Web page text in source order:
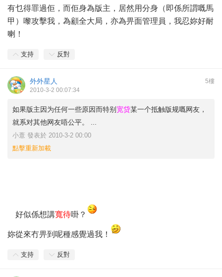
有乜得罪過佢，而佢身為版主，居然用分身（即係所謂嘅馬
甲）嚟攻擊我，為顧全大局，亦為畀面管理員，我忍妳好耐
喇！
支持 反對
5樓
外外星人
2010-3-2 00:07:34
如果版主因为任何一些原因而特别 宽贷某一个抵触版规嘅网友，
就系对其他网友唔公平。 ...
小薏 發表於 2010-3-2 00:00
點擊重新加載
好似係想講寬待啩？
妳從來冇畀到呢種感覺過我！
支持 反對